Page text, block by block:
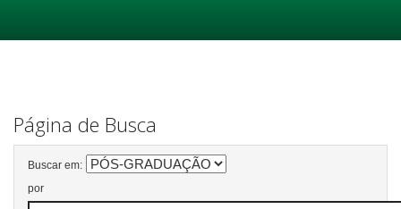
Página de Busca
Buscar em:
por